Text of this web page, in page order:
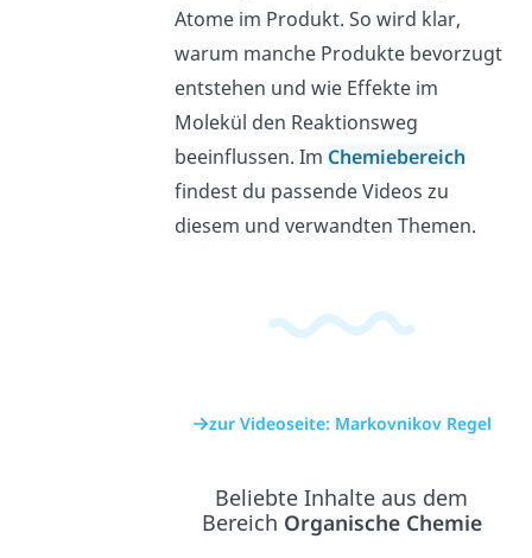
Atome im Produkt. So wird klar,
warum manche Produkte bevorzugt
entstehen und wie Effekte im
Molekül den Reaktionsweg
beeinflussen. Im Chemiebereich
findest du passende Videos zu
diesem und verwandten Themen.
zur Videoseite: Markovnikov Regel
Beliebte Inhalte aus dem
Bereich Organische Chemie